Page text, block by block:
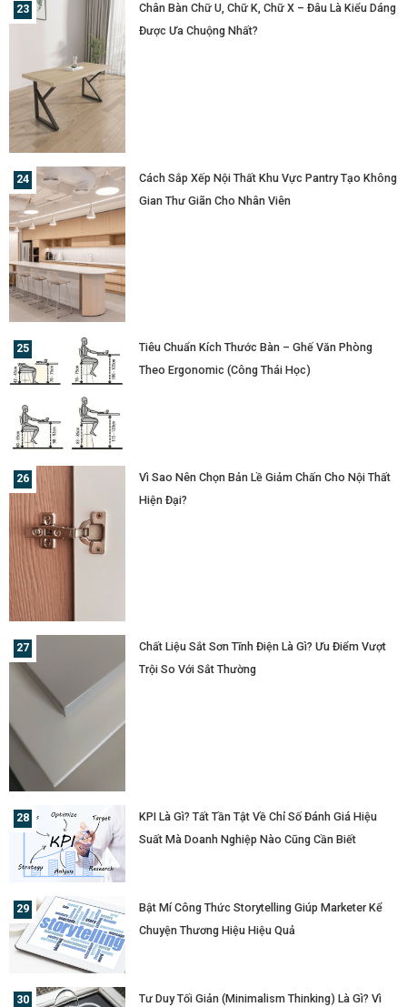
Chân Bàn Chữ U, Chữ K, Chữ X – Đâu Là Kiểu Dáng
Được Ưa Chuộng Nhất?
Cách Sắp Xếp Nội Thất Khu Vực Pantry Tạo Không
Gian Thư Giãn Cho Nhân Viên
Tiêu Chuẩn Kích Thước Bàn – Ghế Văn Phòng
Theo Ergonomic (Công Thái Học)
Vì Sao Nên Chọn Bản Lề Giảm Chấn Cho Nội Thất
Hiện Đại?
Chất Liệu Sắt Sơn Tĩnh Điện Là Gì? Ưu Điểm Vượt
Trội So Với Sắt Thường
KPI Là Gì? Tất Tần Tật Về Chỉ Số Đánh Giá Hiệu
Suất Mà Doanh Nghiệp Nào Cũng Cần Biết
Bật Mí Công Thức Storytelling Giúp Marketer Kể
Chuyện Thương Hiệu Hiệu Quả
Tư Duy Tối Giản (Minimalism Thinking) Là Gì? Vì